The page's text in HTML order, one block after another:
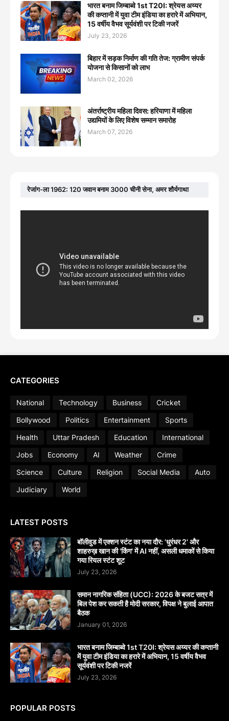
भारत बनाम जिम्बाब्वे 1st T20I: श्रेयस अय्यर
की कप्तानी में युवा टीम इंडिया का हरारे में अभियान,
15 वर्षीय वैभव सूर्यवंशी पर टिकी नजरें
July 23, 2026
बिहार में सड़क निर्माण की गति तेज: ग्रामीण संपर्क
योजना से किसानों को लाभ
March 02, 2026
अंतर्राष्ट्रीय महिला दिवस: हरियाणा में महिला
उद्यमियों के लिए विशेष सम्मान समारोह
March 07, 2026
रेजांग-ला 1962: 120 जवान बनाम 3000 चीनी सेना, अमर शौर्यगाथा
CATEGORIES
National Technology Business
Cricket
Bollywood
Politics Entertainment
Sports
Health
Uttar Pradesh Education
International
Jobs
Economy AI Weather
Crime
Science
Culture Religion Social Media
Auto
Judiciary
World
LATEST POSTS
बॉलीवुड में एक्शन स्टंट का नया दौर: 'धुरंधर 2' और
शाहरुख़ खान की 'किंग' में AI नहीं, असली धमाकों से किया
गया रियल स्टंट शूट
July 23, 2026
समान नागरिक संहिता (UCC): 2026 के बजट सत्र में
बिल पेश कर सकती है मोदी सरकार, विपक्ष ने बुलाई आपात
बैठक
January 01, 2026
भारत बनाम जिम्बाब्वे 1st T20I: श्रेयस अय्यर की कप्तानी
में युवा टीम इंडिया का हरारे में अभियान, 15 वर्षीय वैभव
सूर्यवंशी पर टिकी नजरें
July 23, 2026
POPULAR POSTS